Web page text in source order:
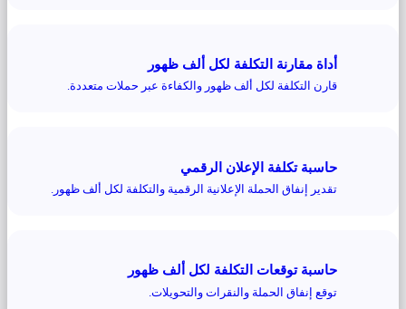
أداة مقارنة التكلفة لكل ألف ظهور
قارن التكلفة لكل ألف ظهور والكفاءة عبر حملات متعددة.
حاسبة تكلفة الإعلان الرقمي
تقدير إنفاق الحملة الإعلانية الرقمية والتكلفة لكل ألف ظهور.
حاسبة توقعات التكلفة لكل ألف ظهور
توقع إنفاق الحملة والنقرات والتحويلات.